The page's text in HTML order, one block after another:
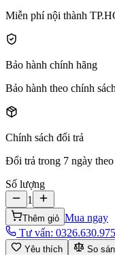
Miễn phí nội thành
Bảo hành chính hãng
Bảo hành theo chính
Chính sách đổi trả
Đổi trả trong 7 ngày
Số lượng
1
Thêm giỏ Mua ngay
Tư vấn: 0326.630.975
Yêu thích So